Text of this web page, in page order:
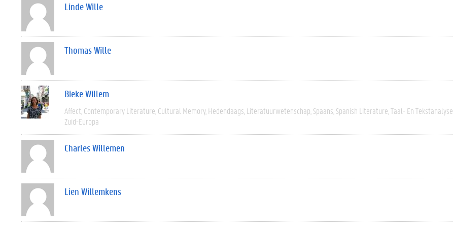
Linde Wille
Thomas Wille
Bieke Willem
Affect Contemporary Literature Cultural Memory Hedendaags Literatuurwetenschap Spaans Spanish Literature Taal- En Tekstanalyse
Zuid-Europa
Charles Willemen
Lien Willemkens